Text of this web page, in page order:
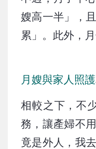
嫂高一半」，
累」。此外，
月嫂與家人照
相較之下，不
務，讓產婦不
竟是外人，我